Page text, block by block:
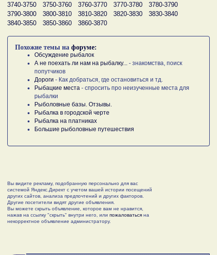
3740-3750
3750-3760 3760-3770 3770-3780
3780-3790
3790-3800
3800-3810 3810-3820 3820-3830
3830-3840
3840-3850
3850-3860 3860-3870
Похожие темы на форуме:
Обсуждение рыбалок
А не поехать ли нам на рыбалку...
- знакомства, поиск
попутчиков
Дороги - Как добраться, где остановиться и тд.
Рыбацкие места - спросить про неизученные места для
рыбалки
Рыболовные базы. Отзывы.
Рыбалка в городской черте
Рыбалка на платниках
Большие рыболовные путешествия
Вы видите рекламу, подобранную персонально для вас
системой Яндекс.Директ с учетом вашей истории посещений
других сайтов, анализа предпочтений и других факторов.
Другие посетители видят другие объявления.
Вы можете скрыть объявление, которое вам не нравится,
нажав на ссылку "скрыть" внутри него, или пожаловаться на
некорректное объявление администратору.